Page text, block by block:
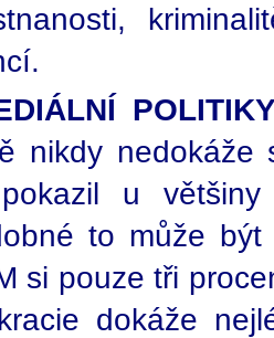
nikdy
u většiny
to může
si pouze tři
dokáže